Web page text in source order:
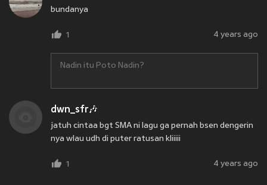
bundanya
1 4 years ago
Nadin itu Poto Nadin?
dwn_sfr🎶
jatuh cintaa bgt SMA ni lagu ga pernah bsen dengerin
nya wlau udh di puter ratusan kliiiii
1 4 years ago